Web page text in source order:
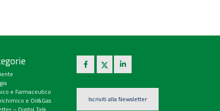
e Farmaceutico
e Oil&Gas
Iscriviti alla Newsletter